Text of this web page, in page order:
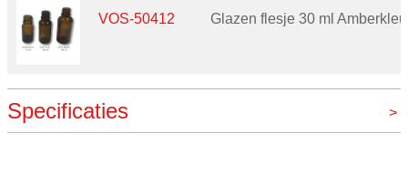
VOS-50412 Glazen flesje 30 ml
Specificaties